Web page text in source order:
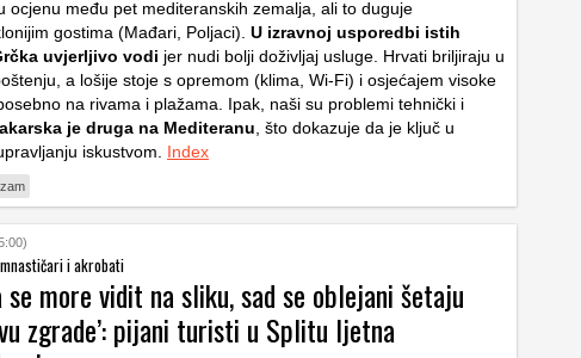
ocjenu među pet mediteranskih zemalja, ali to duguje
gostima (Mađari, Poljaci). U izravnoj usporedbi istih
uvjerljivo vodi jer nudi bolji doživljaj usluge. Hrvati briljiraju u
a lošije stoje s opremom (klima, Wi-Fi) i osjećajem visoke
na rivama i plažama. Ipak, naši su problemi tehnički i
je druga na Mediteranu, što dokazuje da je ključ u
iskustvom. Index
i akrobati
se more vidit na sliku, sad se oblejani šetaju
zgrade’: pijani turisti u Splitu ljetna